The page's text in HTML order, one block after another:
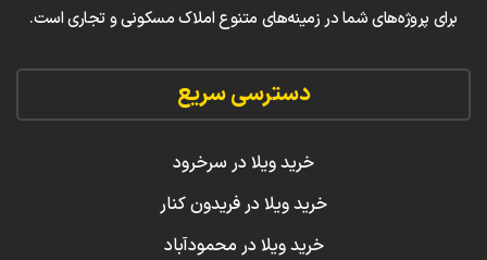
برای پروژه‌های شما در زمینه‌های متنوع املاک مسکونی و تجاری است.
دسترسی سریع
خرید ویلا در سرخرود
خرید ویلا در فریدون کنار
خرید ویلا در محمودآباد